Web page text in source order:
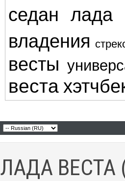
седан лада
владения
весты
веста
ЛАДА ВЕСТА